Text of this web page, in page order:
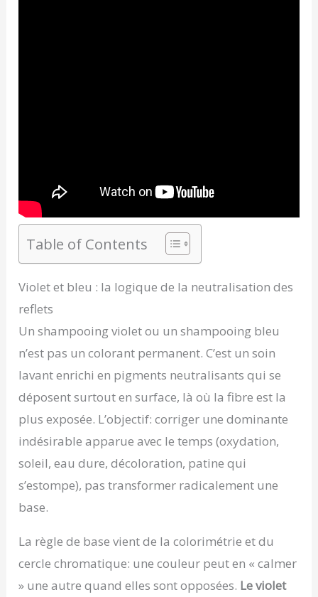
Table of Contents
Violet et bleu : la logique de la neutralisation des
reflets
Un shampooing violet ou un shampooing bleu
n’est pas un colorant permanent. C’est un soin
lavant enrichi en pigments neutralisants qui se
déposent surtout en surface, là où la fibre est la
plus exposée. L’objectif: corriger une dominante
indésirable apparue avec le temps (oxydation,
soleil, eau dure, décoloration, patine qui
s’estompe), pas transformer radicalement une
base.
La règle de base vient de la colorimétrie et du
cercle chromatique: une couleur peut en « calmer
» une autre quand elles sont opposées. Le violet